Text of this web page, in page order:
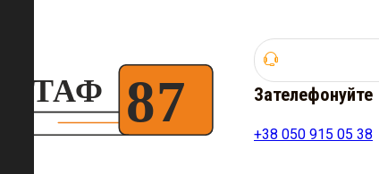
Зателефонуйте
+38 050 915 05 38